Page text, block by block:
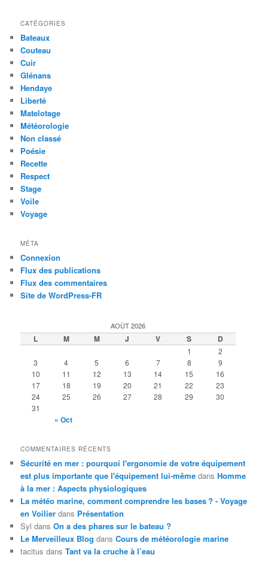
CATÉGORIES
Bateaux
Couteau
Cuir
Glénans
Hendaye
Liberté
Matelotage
Météorologie
Non classé
Poésie
Recette
Respect
Stage
Voile
Voyage
MÉTA
Connexion
Flux des publications
Flux des commentaires
Site de WordPress-FR
AOÛT 2026
L M M J V S D
1
2
3
4 5 6 7 8
9
10
11 12 13 14 15
16
17
18 19 20 21 22
23
24
25 26 27 28 29
30
31
« Oct
COMMENTAIRES RÉCENTS
Sécurité en mer : pourquoi l'ergonomie de votre équipement
est plus importante que l'équipement lui-même dansHomme
à la mer : Aspects physiologiques
La météo marine, comment comprendre les bases ? - Voyage
en Voilier dans Présentation
Syl dansOn a des phares sur le bateau ?
Le Merveilleux Blog dansCours de météorologie marine
tacitus dansTant va la cruche à l’eau